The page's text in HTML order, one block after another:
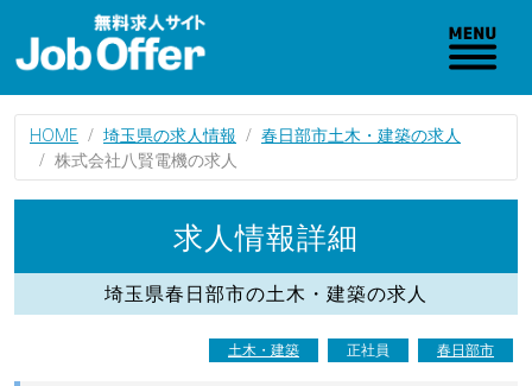
HOME 埼玉県の求人情報
春日部市土木・建築の求人
株式会社八賢電機の求人
求人情報詳細
埼玉県春日部市の土木・建築の求人
土木・建築 正社員 春日部市